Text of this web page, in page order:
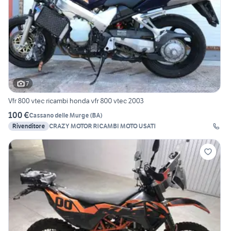
7
Vfr 800 vtec ricambi honda vfr 800 vtec 2003
100 €Cassano delle Murge(BA)
Rivenditore CRAZY MOTOR RICAMBI MOTO USATI